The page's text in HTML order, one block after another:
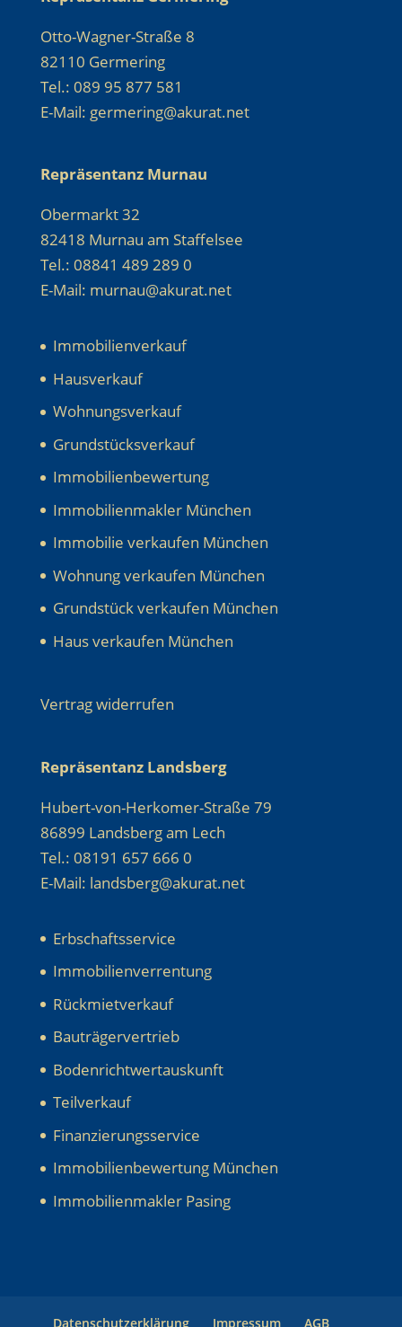
Otto-Wagner-Straße 8
82110 Germering
Tel.: 089 95 877 581
E-Mail: germering@akurat.net
Repräsentanz Murnau
Obermarkt 32
82418 Murnau am Staffelsee
Tel.: 08841 489 289 0
E-Mail: murnau@akurat.net
Immobilienverkauf
Hausverkauf
Wohnungsverkauf
Grundstücksverkauf
Immobilienbewertung
Immobilienmakler München
Immobilie verkaufen München
Wohnung verkaufen München
Grundstück verkaufen München
Haus verkaufen München
Vertrag widerrufen
Repräsentanz Landsberg
Hubert-von-Herkomer-Straße 79
86899 Landsberg am Lech
Tel.: 08191 657 666 0
E-Mail: landsberg@akurat.net
Erbschaftsservice
Immobilienverrentung
Rückmietverkauf
Bauträgervertrieb
Bodenrichtwertauskunft
Teilverkauf
Finanzierungsservice
Immobilienbewertung München
Immobilienmakler Pasing
Datenschutzerklärung Impressum AGB